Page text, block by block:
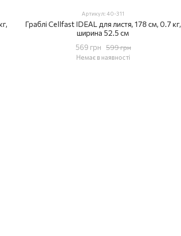
Артикул: 40-311
Граблі Cellfast IDEAL для листя, 178 см, 0.7 кг,
ширина 52.5 см
599 грн
569 грн
Немає в наявності